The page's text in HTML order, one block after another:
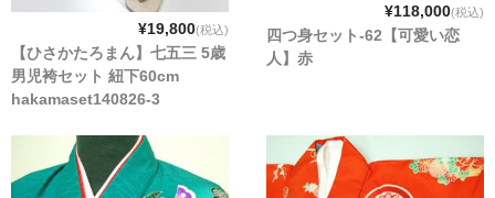
¥19,800(税込)
【ひさかたろまん】七五三 5歳
男児袴セット 紐下60cm
hakamaset140826-3
¥118,000(税込)
四つ身セット-62【可愛い恋
人】赤